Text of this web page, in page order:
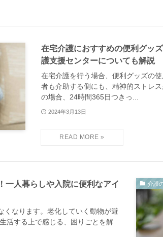
在宅介護におすすめの便利グッ
護支援センターについても解説
在宅介護を行う場合、便利グッズの
者も介助する側にも、精神的ストレ
の場合、24時間365日つきっ...
2024年3月13日
介護
一人暮らしや入院に便利なアイ
くなります。老化していく動物が避
活する上で感じる、困りごとを解